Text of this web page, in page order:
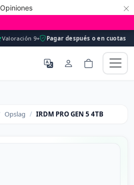
Opiniones ×
Valoración 9+ Pagar después o en cuotas
Opslag IRDM PRO GEN 5 4TB